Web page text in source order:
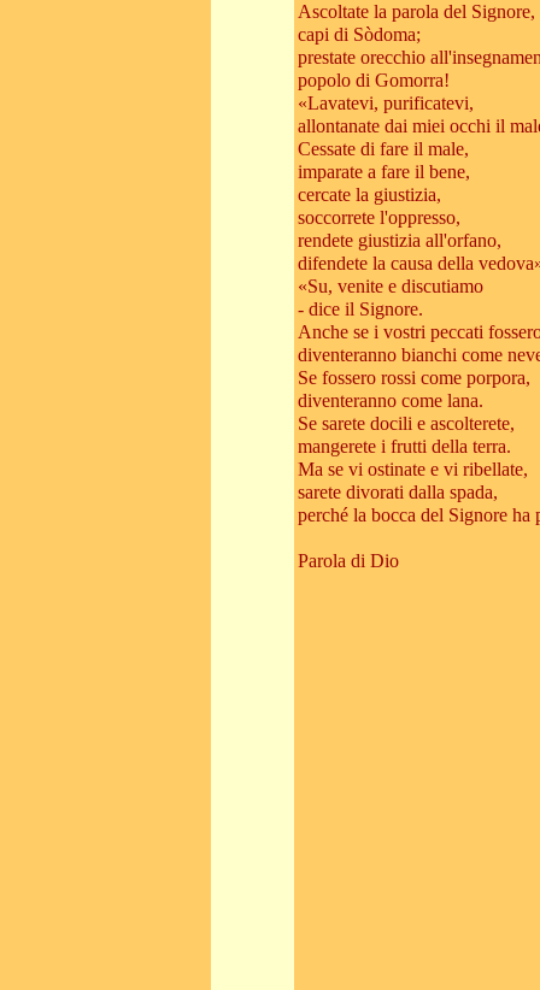
Ascoltate la parola del Signore,
capi di Sòdoma;
prestate orecchio
popolo di Gomorra!
«Lavatevi, purificatevi,
allontanate dai miei occhi il
Cessate di fare il male,
imparate a fare il bene,
cercate la giustizia,
soccorrete l'oppresso,
rendete giustizia all'orfano,
difendete la causa della
«Su, venite e discutiamo
- dice il Signore.
Anche se i vostri peccati
diventeranno bianchi come
Se fossero rossi come porpora,
diventeranno come lana.
Se sarete docili e ascolterete,
mangerete i frutti della terra.
Ma se vi ostinate e vi ribellate,
sarete divorati dalla spada,
perché la bocca del Signore ha
Parola di Dio